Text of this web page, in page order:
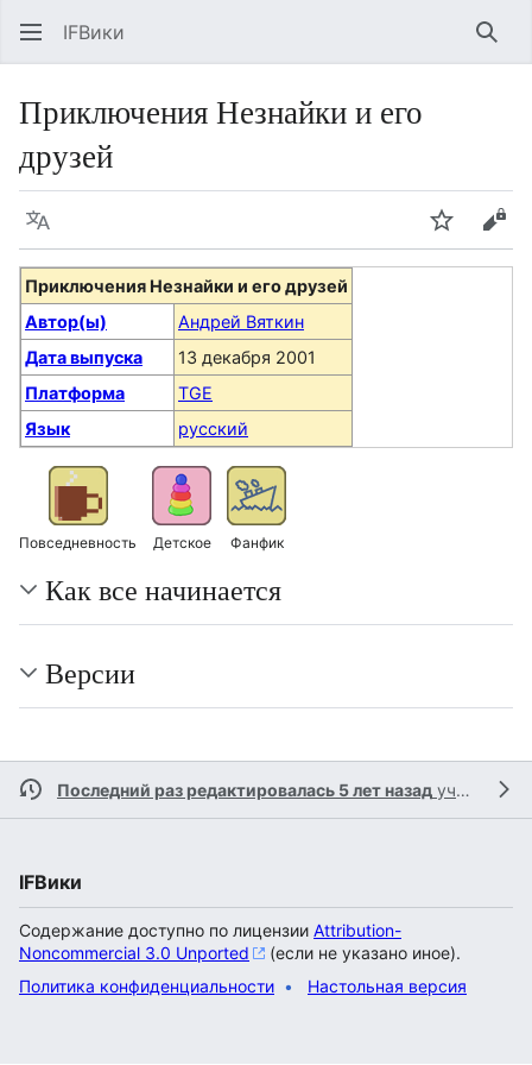
IFВики
Приключения Незнайки и его
друзей
Язык Следить
Приключения Незнайки и его друзей
Автор(ы)
Андрей Вяткин
Дата выпуска
13 декабря 2001
Платформа
TGE
Язык
русский
Повседневность Детское Фанфик
Как все начинается
Версии
Последний раз редактировалась 5 лет назад участником
IFВики
Содержание доступно по лицензии Attribution-
Noncommercial 3.0 Unported
(если не указано иное).
Политика конфиденциальности
Настольная версия